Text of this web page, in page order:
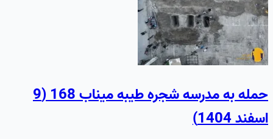
حمله به مدرسه شجره طیبه میناب 168 (9
اسفند 1404)